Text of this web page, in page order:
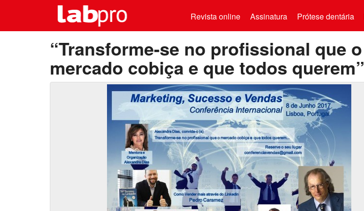
Revista online Assinatura Prótese dentária
“Transforme-se no profissional que o
mercado cobiça e que todos querem”